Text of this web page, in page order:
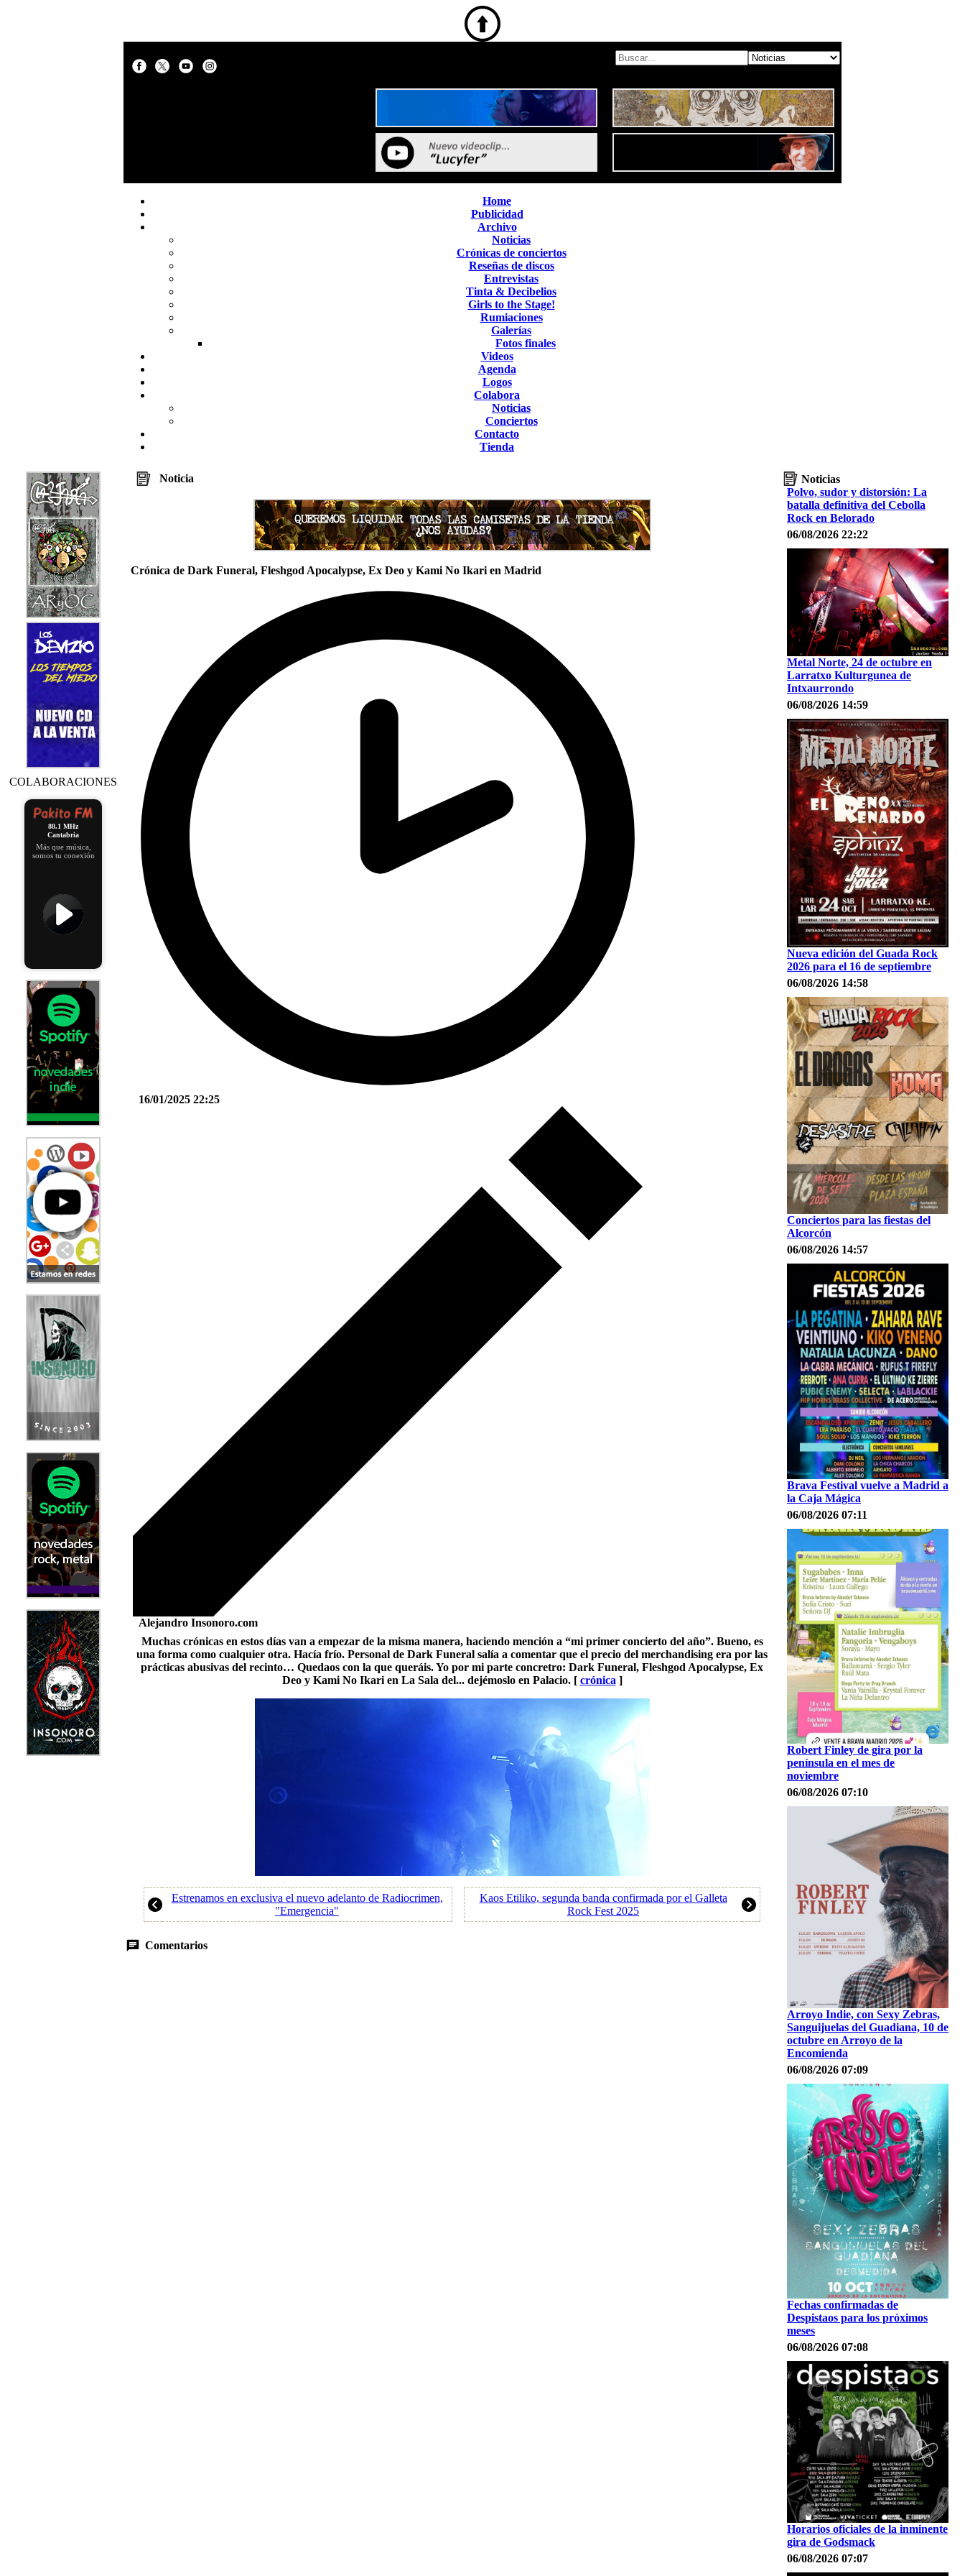
Home
Publicidad
Archivo
Noticias
Crónicas de conciertos
Reseñas de discos
Entrevistas
Tinta & Decibelios
Girls to the Stage!
Rumiaciones
Galerías
Fotos finales
Videos
Agenda
Logos
Colabora
Noticias
Conciertos
Contacto
Tienda
COLABORACIONES
88.1 MHz
Cantabria
Más que música,
somos tu conexión
Noticia
Crónica de Dark Funeral, Fleshgod Apocalypse, Ex Deo y Kami No Ikari en Madrid
16/01/2025 22:25
Alejandro Insonoro.com
Muchas crónicas en estos días van a empezar de la misma manera, haciendo mención a “mi primer concierto del año”. Bueno, es
una forma como cualquier otra. Hacía frío. Personal de Dark Funeral salía a comentar que el precio del merchandising era por las
prácticas abusivas del recinto… Quedaos con la que queráis. Yo por mi parte concretro: Dark Funeral, Fleshgod Apocalypse, Ex
Deo y Kami No Ikari en La Sala del... dejémoslo en Palacio. [ crónica ]
Estrenamos en exclusiva el nuevo adelanto de Radiocrimen,
"Emergencia"
Kaos Etiliko, segunda banda confirmada por el Galleta
Rock Fest 2025
Comentarios
Noticias
Polvo, sudor y distorsión: La
batalla definitiva del Cebolla
Rock en Belorado
06/08/2026 22:22
Metal Norte, 24 de octubre en
Larratxo Kulturgunea de
Intxaurrondo
06/08/2026 14:59
Nueva edición del Guada Rock
2026 para el 16 de septiembre
06/08/2026 14:58
Conciertos para las fiestas del
Alcorcón
06/08/2026 14:57
Brava Festival vuelve a Madrid a
la Caja Mágica
06/08/2026 07:11
Robert Finley de gira por la
península en el mes de
noviembre
06/08/2026 07:10
Arroyo Indie, con Sexy Zebras,
Sanguijuelas del Guadiana, 10 de
octubre en Arroyo de la
Encomienda
06/08/2026 07:09
Fechas confirmadas de
Despistaos para los próximos
meses
06/08/2026 07:08
Horarios oficiales de la inminente
gira de Godsmack
06/08/2026 07:07